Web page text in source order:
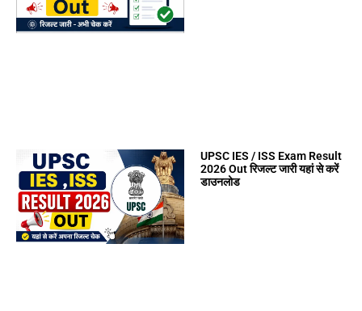
UPSC IES / ISS Exam Result
2026 Out रिजल्ट जारी यहां से करें
डाउनलोड